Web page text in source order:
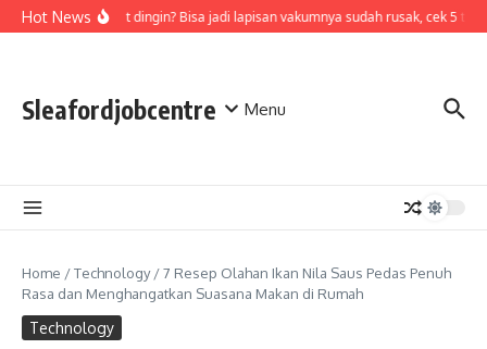
Skip to content
Hot News
di termos cepat dingin? Bisa jadi lapisan vakumnya sudah rusak, cek 5
Sleafordjobcentre Menu
Home /Technology/7 Resep Olahan Ikan Nila Saus Pedas Penuh
Rasa dan Menghangatkan Suasana Makan di Rumah
Technology